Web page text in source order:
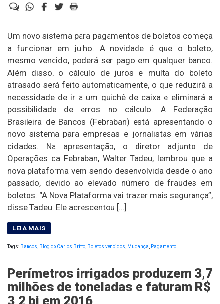
Um novo sistema para pagamentos de boletos começa
a funcionar em julho. A novidade é que o boleto,
mesmo vencido, poderá ser pago em qualquer banco.
Além disso, o cálculo de juros e multa do boleto
atrasado será feito automaticamente, o que reduzirá a
necessidade de ir a um guichê de caixa e eliminará a
possibilidade de erros no cálculo. A Federação
Brasileira de Bancos (Febraban) está apresentando o
novo sistema para empresas e jornalistas em várias
cidades. Na apresentação, o diretor adjunto de
Operações da Febraban, Walter Tadeu, lembrou que a
nova plataforma vem sendo desenvolvida desde o ano
passado, devido ao elevado número de fraudes em
boletos. “A Nova Plataforma vai trazer mais segurança”,
disse Tadeu. Ele acrescentou […]
Tags: Bancos Blog do Carlos Britto Boletos vencidos Mudança Pagamento
Perímetros irrigados produzem 3,7
milhões de toneladas e faturam R$
3,2 bi em 2016